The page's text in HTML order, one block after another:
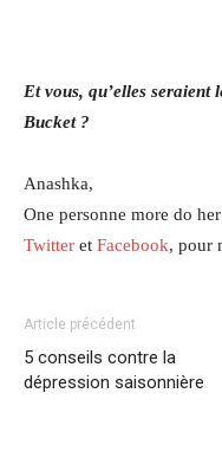
Et vous, qu’elles seraient
Bucket ?
Anashka,
One personne more do
Twitter et Facebook, pour
Article précédent
5 conseils contre la
dépression saisonnière